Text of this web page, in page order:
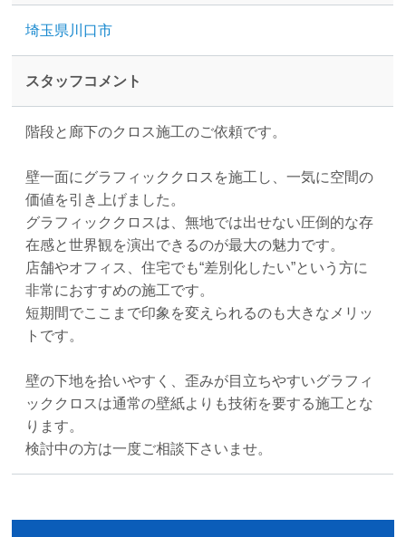
埼玉県川口市
スタッフコメント
階段と廊下のクロス施工のご依頼です。
壁一面にグラフィッククロスを施工し、一気に空間の
価値を引き上げました。
グラフィッククロスは、無地では出せない圧倒的な存
在感と世界観を演出できるのが最大の魅力です。
店舗やオフィス、住宅でも“差別化したい”という方に
非常におすすめの施工です。
短期間でここまで印象を変えられるのも大きなメリッ
トです。
壁の下地を拾いやすく、歪みが目立ちやすいグラフィ
ッククロスは通常の壁紙よりも技術を要する施工とな
ります。
検討中の方は一度ご相談下さいませ。